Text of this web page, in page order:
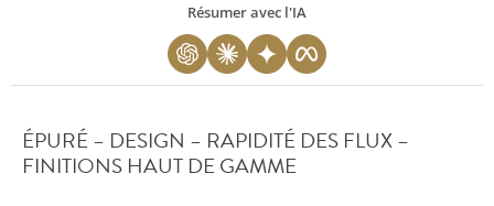
Résumer avec l'IA
ÉPURÉ – DESIGN – RAPIDITÉ DES FLUX –
FINITIONS HAUT DE GAMME